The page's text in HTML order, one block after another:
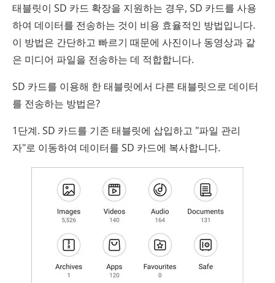
태블릿이 SD 카드 확장을 지원하는 경우, SD 카드를 사용
하여 데이터를 전송하는 것이 비용 효율적인 방법입니다.
이 방법은 간단하고 빠르기 때문에 사진이나 동영상과 같
은 미디어 파일을 전송하는 데 적합합니다.
SD 카드를 이용해 한 태블릿에서 다른 태블릿으로 데이터
를 전송하는 방법은?
1단계. SD 카드를 기존 태블릿에 삽입하고 "파일 관리
자"로 이동하여 데이터를 SD 카드에 복사합니다.